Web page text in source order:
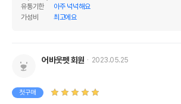
유통기한
아주 넉넉해요
가성비
최고에요
어바웃펫 회원 2023.05.25
첫구매